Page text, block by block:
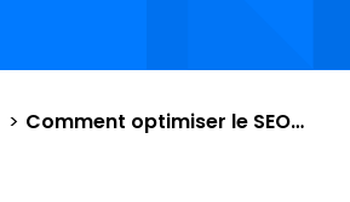
Comment optimiser le SEO sur Pinterest pour booster la visibilité de votre activité en ligne ?